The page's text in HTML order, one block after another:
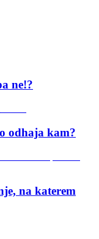
ne!?
odhaja kam?
na katerem